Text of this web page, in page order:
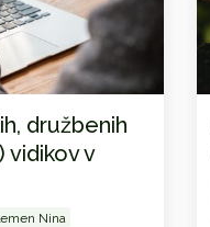
družbenih
vidikov v
Nina